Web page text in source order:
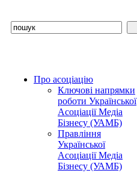
Про асоціацію
Ключові напрямки
роботи Української
Асоціації Медіа
Бізнесу (УАМБ)
Правління
Української
Асоціації Медіа
Бізнесу (УАМБ)